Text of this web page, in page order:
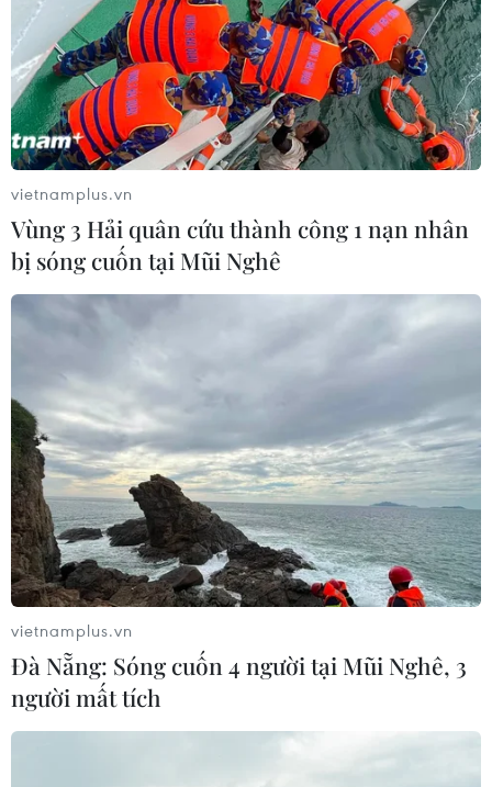
vietnamplus.vn
Vùng 3 Hải quân cứu thành công 1 nạn nhân
bị sóng cuốn tại Mũi Nghê
vietnamplus.vn
Đà Nẵng: Sóng cuốn 4 người tại Mũi Nghê, 3
người mất tích